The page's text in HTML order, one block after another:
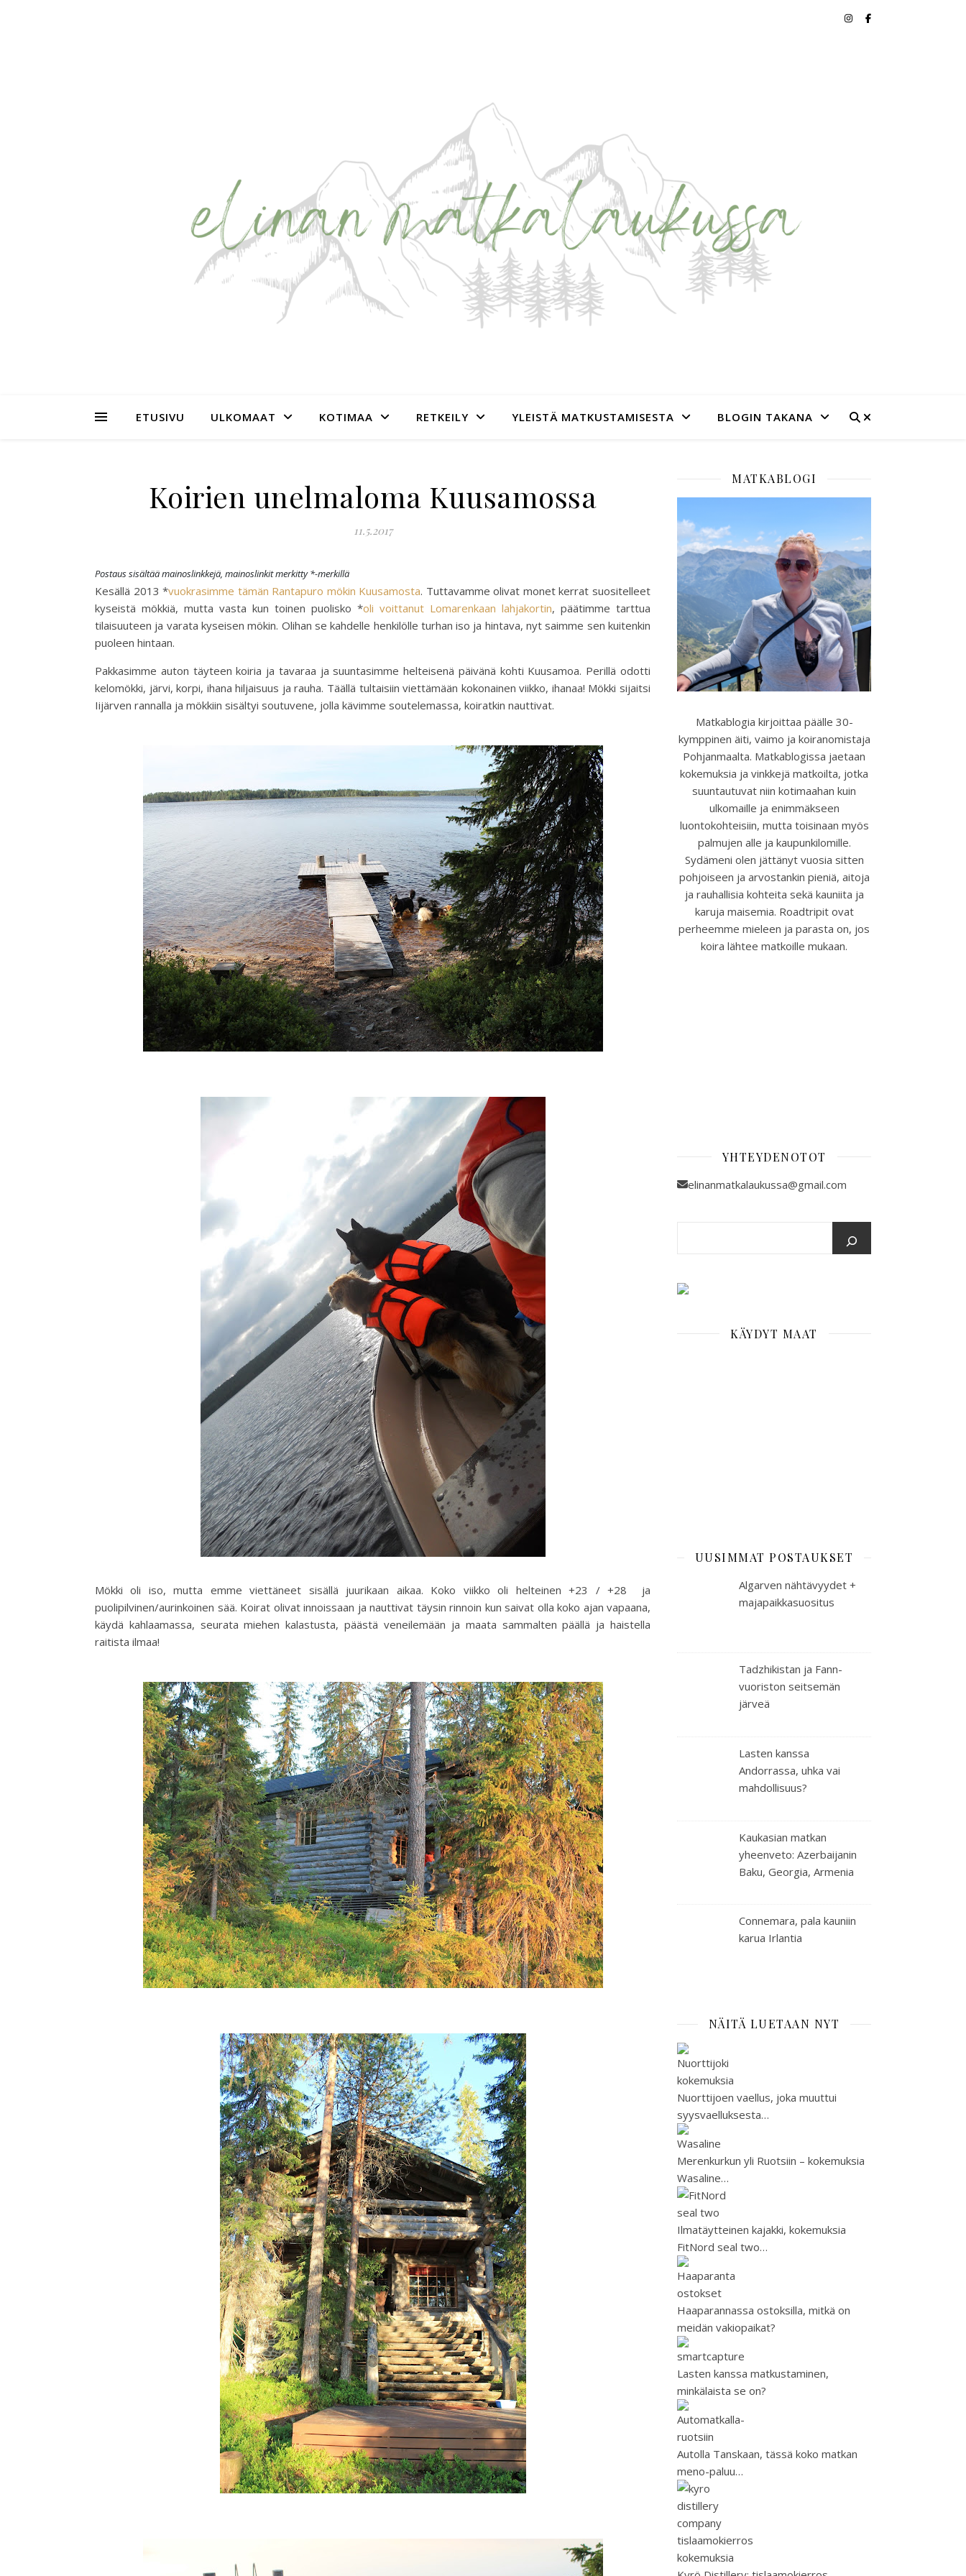
ETUSIVU ULKOMAAT KOTIMAA RETKEILY YLEISTÄ MATKUSTAMISESTA BLOGIN TAKANA
Koirien unelmaloma Kuusamossa
11.5.2017
Postaus sisältää mainoslinkkejä, mainoslinkit merkitty *-merkillä
Kesällä 2013 *vuokrasimme tämän Rantapuro mökin Kuusamosta. Tuttavamme olivat monet kerrat suositelleet
kyseistä mökkiä, mutta vasta kun toinen puolisko *oli voittanut Lomarenkaan lahjakortin, päätimme tarttua
tilaisuuteen ja varata kyseisen mökin. Olihan se kahdelle henkilölle turhan iso ja hintava, nyt saimme sen kuitenkin
puoleen hintaan.
Pakkasimme auton täyteen koiria ja tavaraa ja suuntasimme helteisenä päivänä kohti Kuusamoa. Perillä odotti
kelomökki, järvi, korpi, ihana hiljaisuus ja rauha. Täällä tultaisiin viettämään kokonainen viikko, ihanaa! Mökki sijaitsi
Iijärven rannalla ja mökkiin sisältyi soutuvene, jolla kävimme soutelemassa, koiratkin nauttivat.
Mökki oli iso, mutta emme viettäneet sisällä juurikaan aikaa. Koko viikko oli helteinen +23 / +28 ja
puolipilvinen/aurinkoinen sää. Koirat olivat innoissaan ja nauttivat täysin rinnoin kun saivat olla koko ajan vapaana,
käydä kahlaamassa, seurata miehen kalastusta, päästä veneilemään ja maata sammalten päällä ja haistella
raitista ilmaa!
MATKABLOGI
Matkablogia kirjoittaa päälle 30-
kymppinen äiti, vaimo ja koiranomistaja
Pohjanmaalta. Matkablogissa jaetaan
kokemuksia ja vinkkejä matkoilta, jotka
suuntautuvat niin kotimaahan kuin
ulkomaille ja enimmäkseen
luontokohteisiin, mutta toisinaan myös
palmujen alle ja kaupunkilomille.
Sydämeni olen jättänyt vuosia sitten
pohjoiseen ja arvostankin pieniä, aitoja
ja rauhallisia kohteita sekä kauniita ja
karuja maisemia. Roadtripit ovat
perheemme mieleen ja parasta on, jos
koira lähtee matkoille mukaan.
YHTEYDENOTOT
elinanmatkalaukussa@gmail.com
KÄYDYT MAAT
UUSIMMAT POSTAUKSET
Algarven nähtävyydet +
majapaikkasuositus
Tadzhikistan ja Fann-
vuoriston seitsemän
järveä
Lasten kanssa
Andorrassa, uhka vai
mahdollisuus?
Kaukasian matkan
yheenveto: Azerbaijanin
Baku, Georgia, Armenia
Connemara, pala kauniin
karua Irlantia
NÄITÄ LUETAAN NYT
Nuorttijoen vaellus, joka muuttui
syysvaelluksesta…
Merenkurkun yli Ruotsiin – kokemuksia
Wasaline…
Ilmatäytteinen kajakki, kokemuksia
FitNord seal two…
Haaparannassa ostoksilla, mitkä on
meidän vakiopaikat?
Lasten kanssa matkustaminen,
minkälaista se on?
Autolla Tanskaan, tässä koko matkan
meno-paluu…